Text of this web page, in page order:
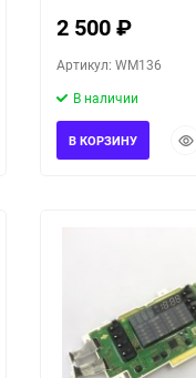
2 500₽
Артикул: WM136
В наличии
В КОРЗИНУ